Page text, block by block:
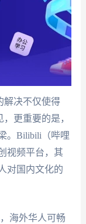
解决不仅使得
更重要的是，
。Bilibili（哔哩
视频平台，其
对国内文化的
海外华人可畅